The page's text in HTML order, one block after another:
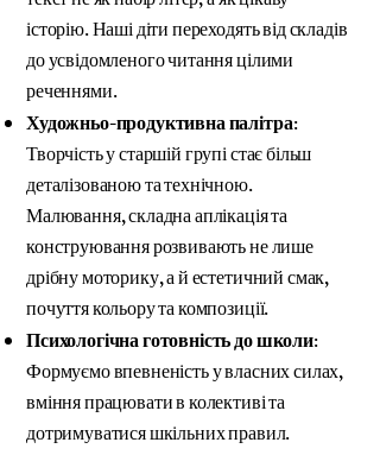
історію. Наші діти переходять від складів
до усвідомленого читання цілими
реченнями.
Художньо-продуктивна палітра:
Творчість у старшій групі стає більш
деталізованою та технічною.
Малювання, складна аплікація та
конструювання розвивають не лише
дрібну моторику, а й естетичний смак,
почуття кольору та композиції.
Психологічна готовність до школи:
Формуємо впевненість у власних силах,
вміння працювати в колективі та
дотримуватися шкільних правил.